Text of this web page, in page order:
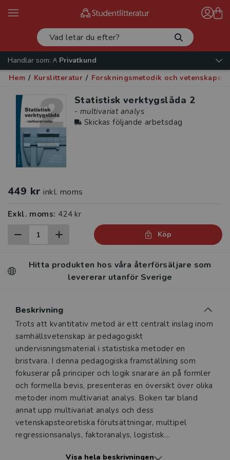
Handlar som:
Privatkund
Hem / Kurslitteratur / Forskningsmetodik och
Statistisk verktygslåda 2
- multivariat analys
Skickas följande arbetsdag
449 kr inkl. moms
Exkl. moms: 424 kr
Köp
Hitta produkten hos våra återförsäljare som
levererar utanför Sverige
Beskrivning
Beskrivning
Trots att kvantitativ metod är ett centralt inslag inom
samhällsvetenskap är pedagogiskt
undervisningsmaterial i statistiska metoder en
bristvara. I denna pedagogiska framställning som
fokuserar på principer och logik snarare än på formler
och formella bevis, presenteras en översikt över olika
metoder inom multivariat analys. Boken tar bland
annat upp multivariat analys och dess
vetenskapsteoretiska förutsättningar, multipel
regressionsanalys, faktoranalys, logistisk
Visa hela beskrivningen